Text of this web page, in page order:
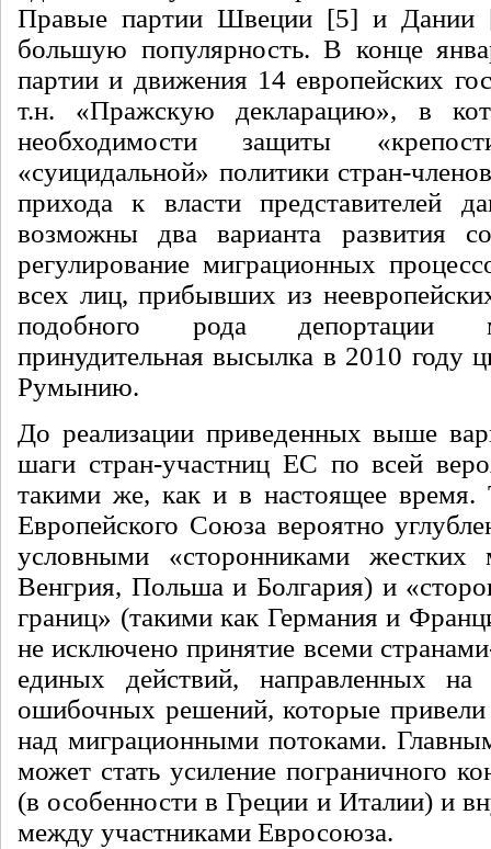
Правые партии Швеции [5] и Дании
большую популярность. В конце
партии и движения 14 европейских
т.н. «Пражскую декларацию», в
необходимости защиты
«суицидальной» политики стран-
прихода к власти представителей
возможны два варианта развития
регулирование миграционных
всех лиц, прибывших из
подобного рода депортации
принудительная высылка в 2010 году
Румынию.
До реализации приведенных выше
шаги стран-участниц ЕС по всей
такими же, как и в настоящее время.
Европейского Союза вероятно
условными «сторонниками
Венгрия, Польша и Болгария) и
границ» (такими как Германия и
не исключено принятие всеми
единых действий, направленных на
ошибочных решений, которые привели
над миграционными потоками.
может стать усиление пограничного
(в особенности в Греции и Италии) и
между участниками Евросоюза.